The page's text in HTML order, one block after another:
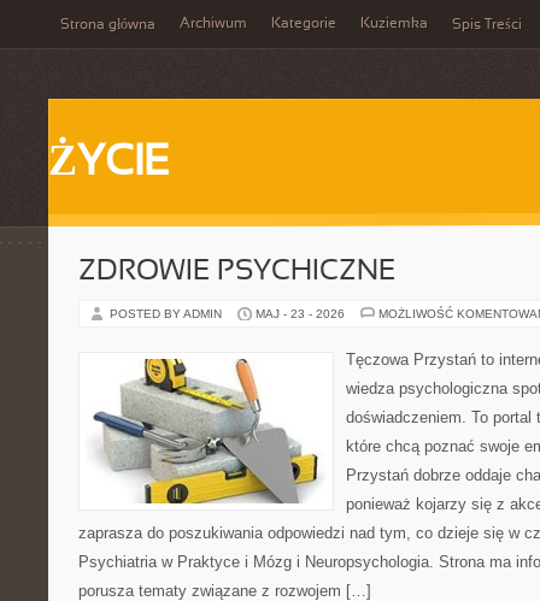
Strona główna Archiwum Kategorie Kuziemka Spis Treści
ŻYCIE
ZDROWIE PSYCHICZNE
POSTED BY ADMIN MAJ - 23 - 2026 MOŻLIWOŚĆ
Tęczowa Przystań to
wiedza psychologiczna
doświadczeniem. To
które chcą poznać swoje
Przystań dobrze oddaje
ponieważ kojarzy się z
zaprasza do poszukiwania odpowiedzi nad tym, co dzieje się w
Psychiatria w Praktyce i Mózg i Neuropsychologia. Strona ma
porusza tematy związane z rozwojem […]